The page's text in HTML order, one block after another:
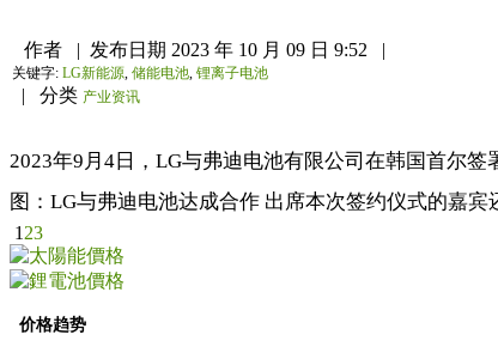
作者 | 发布日期 2023 年 10 月 09 日 9:52 |
关键字: LG新能源, 储能电池, 锂离子电池
| 分类 产业资讯
2023年9月4日，LG与弗迪电池有限公司在韩国首尔签
图：LG与弗迪电池达成合作 出席本次签约仪式的嘉宾
1 23
价格趋势